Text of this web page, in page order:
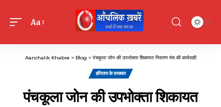
Font
Aa
Aanchalik Khabre> Blog > पंचकूला जोन की उपभोक्ता शिकायत निवारण मंच की कार्यवाही
हरियाणा के समाचार
पंचकूला जोन की उपभोक्ता शिकायत